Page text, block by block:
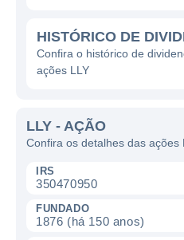
HISTÓRICO DE
Confira o histórico de
ações LLY
LLY - AÇÃO
Confira os detalhes das ações
IRS
350470950
FUNDADO
1876 (há 150 anos)